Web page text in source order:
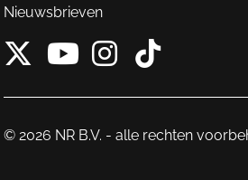
Nieuwsbrieven
X van
Tiktok
© 2026 NR B.V. - alle rechten